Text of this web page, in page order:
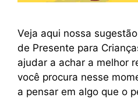
Veja aqui nossa
de Presente para
ajudar a achar a melhor
você procura nesse
a pensar em algo que o